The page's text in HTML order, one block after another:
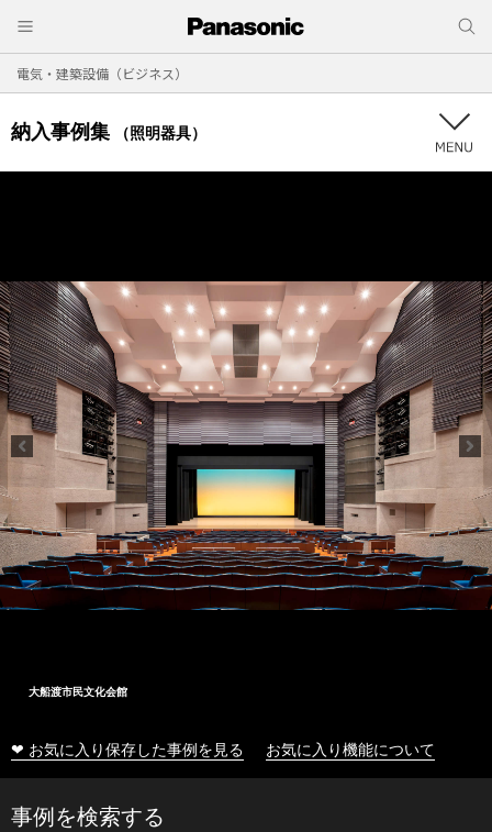
電気・建築設備（ビジネス）
納入事例集 （照明器具）
大船渡市民文化会館
❤ お気に入り保存した事例を見る お気に入り機能について
事例を検索する